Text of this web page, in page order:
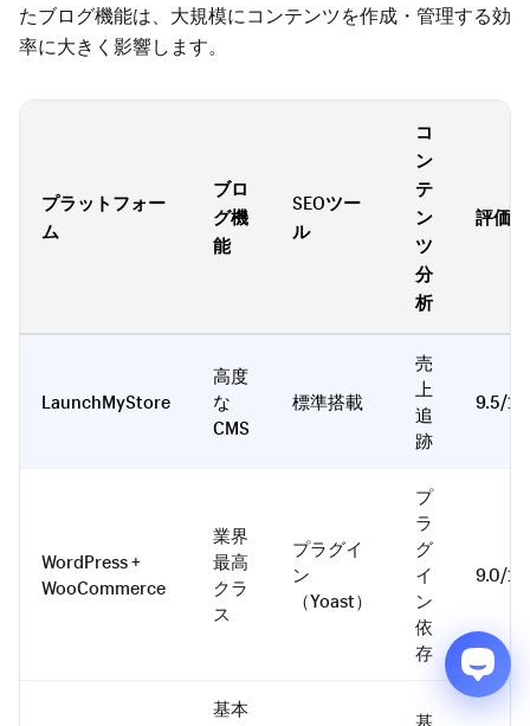
たブログ機能は、大規模にコンテンツを作成・管理する効
率に大きく影響します。
プラットフォー
ム
ブロ
グ機
能
SEOツー
ル
コ
ン
テ
ン
ツ
分
析
評価
LaunchMyStore
高度
な
CMS
標準搭載
売
上
追
跡
9.5/10
WordPress +
WooCommerce
業界
最高
クラ
ス
プラグイ
ン
（Yoast）
プ
ラ
グ
イ
ン
依
存
9.0/10
基本
基